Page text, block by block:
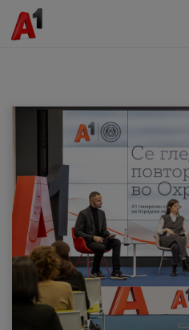
МК SQ
Приватни Деловни
Поддршка
Надополни кредит